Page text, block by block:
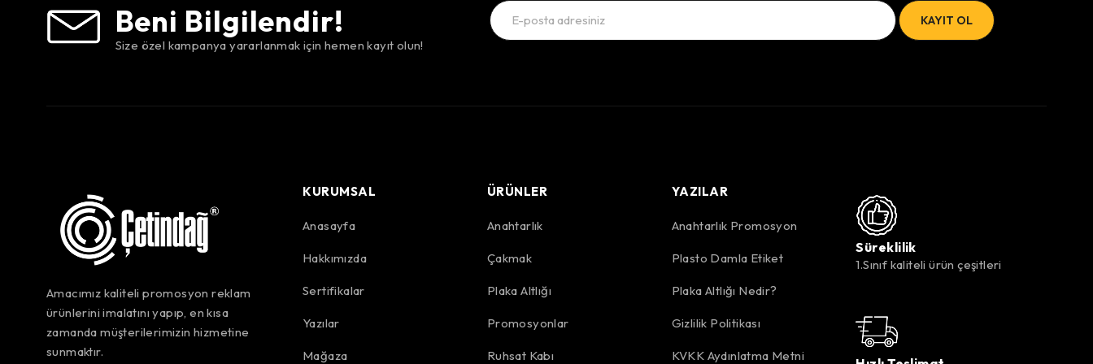
Beni Bilgilendir!
Size özel kampanya yararlanmak için hemen kayıt olun!
Amacımız kaliteli promosyon reklam
ürünlerini imalatını yapıp, en kısa
zamanda müşterilerimizin hizmetine
sunmaktır.
KURUMSAL
Anasayfa
Hakkımızda
Sertifikalar
Yazılar
Mağaza
ÜRÜNLER
Anahtarlık
Çakmak
Plaka Altlığı
Promosyonlar
Ruhsat Kabı
YAZILAR
Anahtarlık Promosyon
Plasto Damla Etiket
Plaka Altlığı Nedir?
Gizlilik Politikası
KVKK Aydınlatma Metni
Süreklilik
1.Sınıf kaliteli ürün çeşitleri